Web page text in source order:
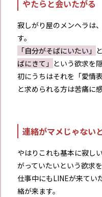
やたらと会いたがる
寂しがり屋のメンヘラは
す。
「自分がそばにいたい」
ばにきて」 という欲求を
初にうちはそれを「愛情
と求められる方は苦痛に感
連絡がマメじゃない
やはりこれも基本に寂し
がっていたいという欲求を
仕事中にもLINEが来てい
絡が来ます。